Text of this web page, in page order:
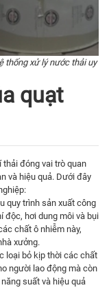
thống xử lý nước thải uy
quạt
đóng vai trò quan
và hiệu quả. Dưới đây
quy trình sản xuất công
độc, hơi dung môi và bụi
chất ô nhiễm này,
xưởng.
loại bỏ kịp thời các chất
người lao động mà còn
suất và hiệu quả